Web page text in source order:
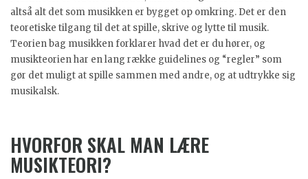
altså alt det som musikken er bygget op omkring. Det er den
teoretiske tilgang til det at spille, skrive og lytte til musik.
Teorien bag musikken forklarer hvad det er du hører, og
musikteorien har en lang række guidelines og “regler” som
gør det muligt at spille sammen med andre, og at udtrykke sig
musikalsk.
HVORFOR SKAL MAN LÆRE
MUSIKTEORI?